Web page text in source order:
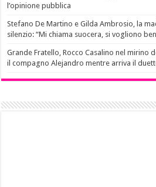
l’opinione pubblica
Stefano De Martino e Gilda Ambrosio, la
silenzio: “Mi chiama suocera, si vogliono
Grande Fratello, Rocco Casalino nel mirino
il compagno Alejandro mentre arriva il